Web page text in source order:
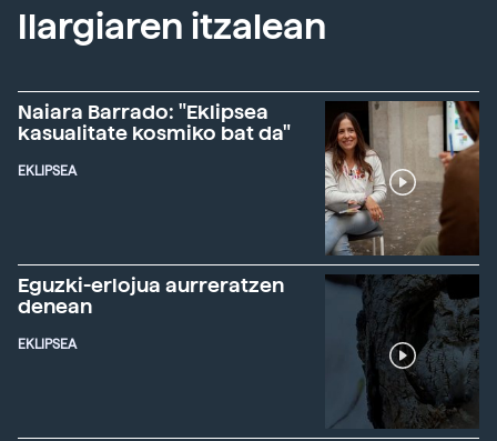
Ilargiaren itzalean
Naiara Barrado: "Eklipsea
kasualitate kosmiko bat da"
EKLIPSEA
Eguzki-erlojua aurreratzen
denean
EKLIPSEA